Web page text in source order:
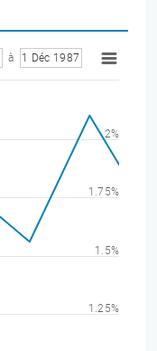
à 1 Déc 1987
1.25%
1.5%
1.75%
2%